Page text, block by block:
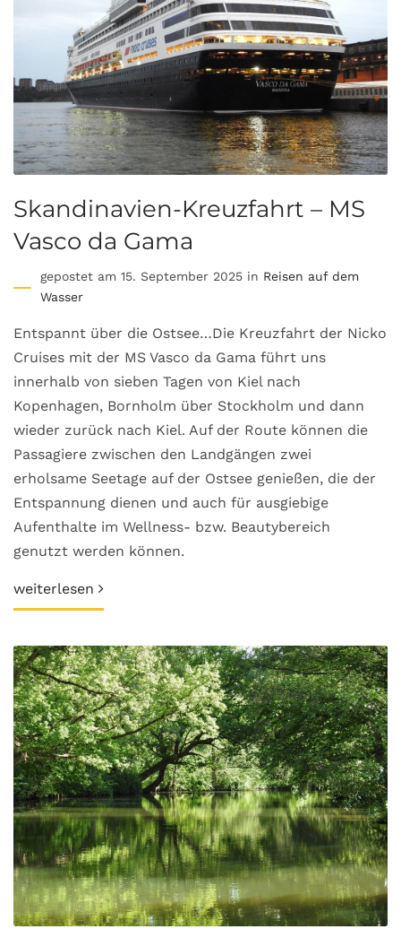
Skandinavien-Kreuzfahrt – MS
Vasco da Gama
gepostet am 15. September 2025 in Reisen auf dem
Wasser
Entspannt über die Ostsee…Die Kreuzfahrt der Nicko
Cruises mit der MS Vasco da Gama führt uns
innerhalb von sieben Tagen von Kiel nach
Kopenhagen, Bornholm über Stockholm und dann
wieder zurück nach Kiel. Auf der Route können die
Passagiere zwischen den Landgängen zwei
erholsame Seetage auf der Ostsee genießen, die der
Entspannung dienen und auch für ausgiebige
Aufenthalte im Wellness- bzw. Beautybereich
genutzt werden können.
weiterlesen